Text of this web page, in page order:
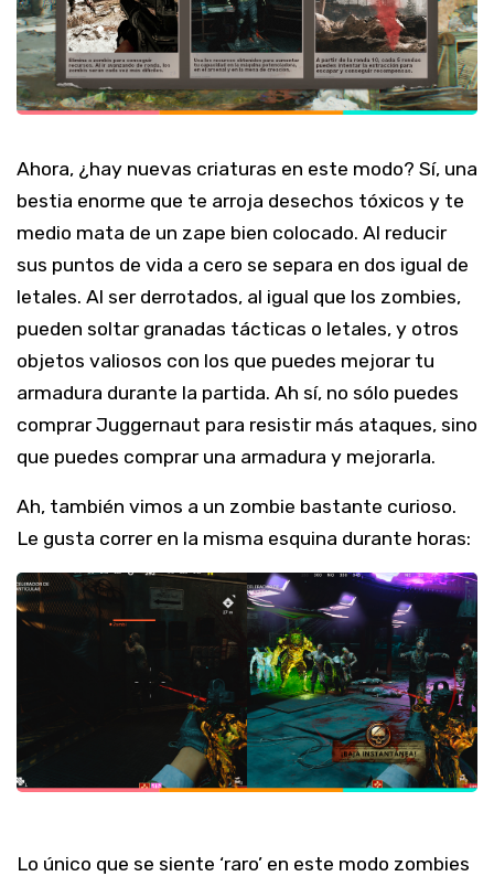
Ahora, ¿hay nuevas criaturas en este modo? Sí, una
bestia enorme que te arroja desechos tóxicos y te
medio mata de un zape bien colocado. Al reducir
sus puntos de vida a cero se separa en dos igual de
letales. Al ser derrotados, al igual que los zombies,
pueden soltar granadas tácticas o letales, y otros
objetos valiosos con los que puedes mejorar tu
armadura durante la partida. Ah sí, no sólo puedes
comprar Juggernaut para resistir más ataques, sino
que puedes comprar una armadura y mejorarla.
Ah, también vimos a un zombie bastante curioso.
Le gusta correr en la misma esquina durante horas:
Lo único que se siente ‘raro’ en este modo zombies